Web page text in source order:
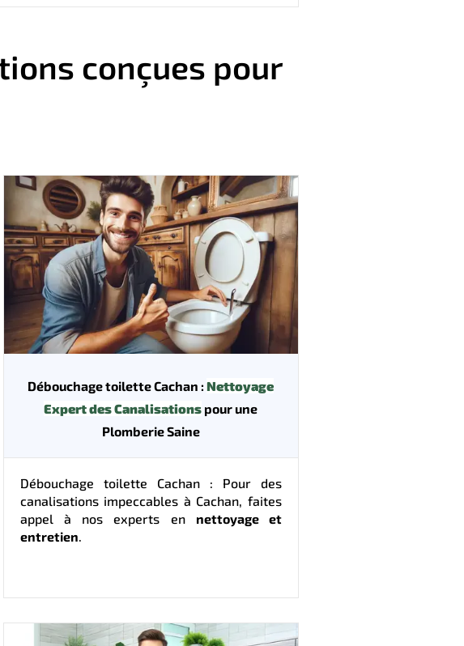
conçues pour
Débouchage toilette Cachan :Nettoyage
Expert des Canalisations pour une
Plomberie Saine
Débouchage toilette Cachan : Pour des
canalisations impeccables à Cachan, faites
appel à nos experts en nettoyage et
entretien.